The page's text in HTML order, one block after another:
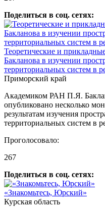
Поделиться в соц. сетях:
Теоретические и
Бакланова в изучении
территориальных систем в
Приморский край
Академиком РАН П.Я.
опубликовано несколько
результатам изучения
территориальных систем в
Проголосовало:
267
Поделиться в соц. сетях:
«Знакомьтесь, Юрский»
Курская область